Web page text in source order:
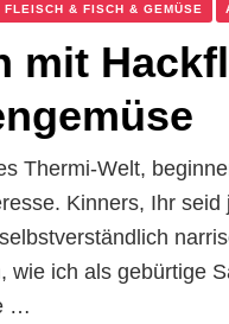
FLEISCH & FISCH & GEMÜSE
mit
Thermi-Welt,
Kinners, Ihr
wie ich als gebürtige
…